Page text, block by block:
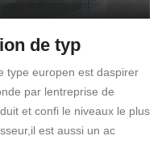
de typ
type europen est daspirer
par lentreprise de
et confi le niveaux le plus
est aussi un ac